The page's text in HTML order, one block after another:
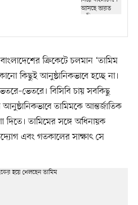
ক্রিকেটে চলমান ‘তামিম
কিছুই আনুষ্ঠানিকভাবে হচ্ছে না।
বিসিবি চায় সবকিছু
তামিমকে আন্তর্জাতিক
দিতে। তামিমের সঙ্গে অধিনায়ক
এবং গতকালের সাক্ষাৎ সে